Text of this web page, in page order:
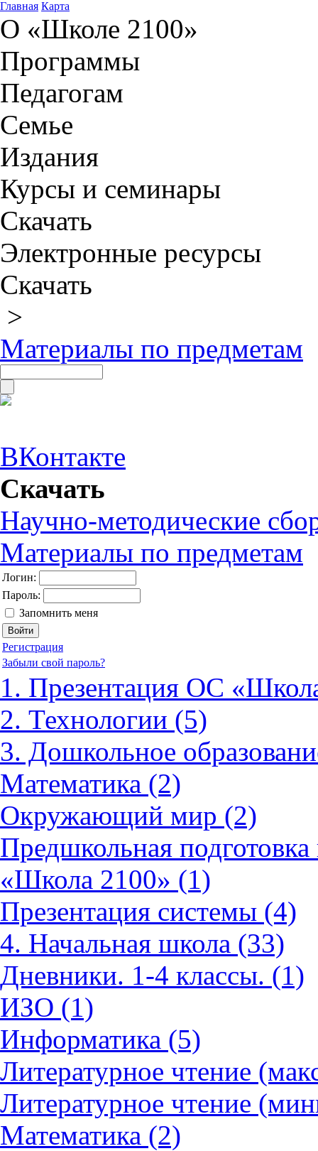
Главная Карта
О «Школе 2100»
Программы
Педагогам
Семье
Издания
Курсы и семинары
Скачать
Электронные ресурсы
Скачать
>
Материалы по предметам
ВКонтакте
Скачать
Научно-методические
Материалы по предметам
Логин:
Пароль:
Запомнить меня
Регистрация
Забыли свой пароль?
1. Презентация ОС
2. Технологии (5)
3. Дошкольное
Математика (2)
Окружающий мир (2)
Предшкольная
«Школа 2100» (1)
Презентация системы (4)
4. Начальная школа (33)
Дневники. 1-4 классы. (1)
ИЗО (1)
Информатика (5)
Литературное чтение
Литературное чтение
Математика (2)